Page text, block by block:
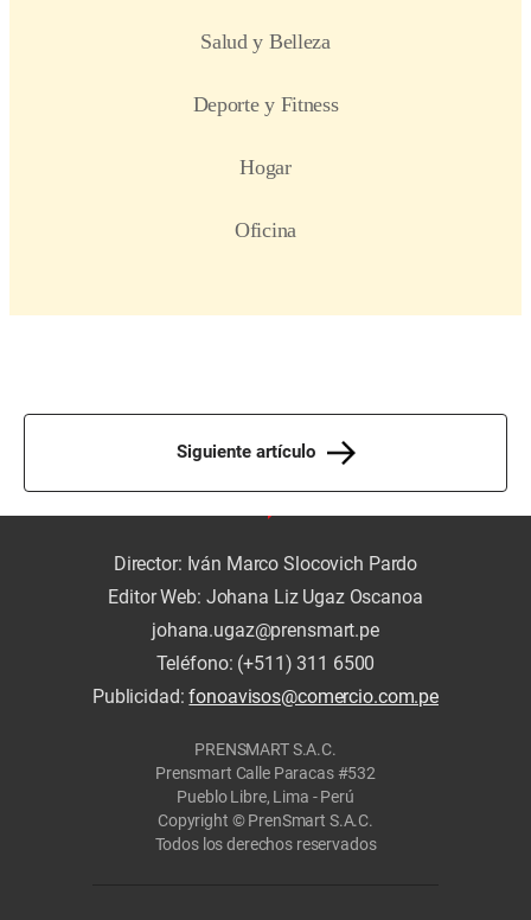
Siguiente artículo
Director: Iván Marco Slocovich Pardo
Editor Web: Johana Liz Ugaz Oscanoa
johana.ugaz@prensmart.pe
Teléfono: (+511) 311 6500
Publicidad:fonoavisos@comercio.com.pe
PRENSMART S.A.C.
Prensmart Calle Paracas #532
Pueblo Libre, Lima - Perú
Copyright © PrenSmart S.A.C.
Todos los derechos reservados